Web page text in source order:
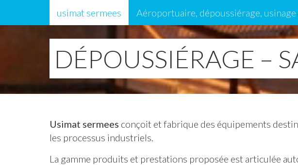
usimat sermees Aéroportuaire, dépoussiérage,
DÉPOUSSIÉRAGE –
Usimat sermees conçoit et fabrique des équipements
les processus industriels.
La gamme produits et prestations proposée est articulée